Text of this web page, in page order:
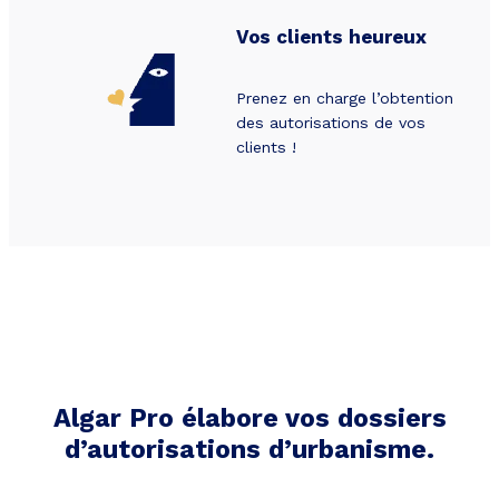
Vos clients heureux
Prenez en charge l’obtention
des autorisations de vos
clients !
Algar Pro élabore vos dossiers
d’autorisations d’urbanisme.